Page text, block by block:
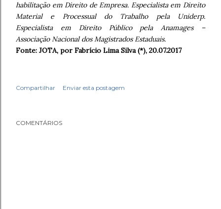
habilitação em Direito de Empresa. Especialista em Direito
Material e Processual do Trabalho pela Uniderp.
Especialista em Direito Público pela Anamages –
Associação Nacional dos Magistrados Estaduais.
Fonte: JOTA, por Fabrício Lima Silva (*), 20.07.2017
Compartilhar Enviar esta postagem
COMENTÁRIOS